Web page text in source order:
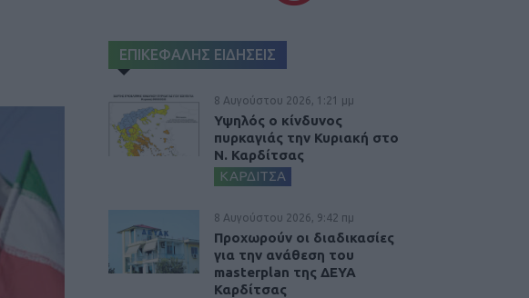
ΕΠΙΚΕΦΑΛΗΣ ΕΙΔΗΣΕΙΣ
8 Αυγούστου 2026, 1:21 μμ
Υψηλός ο κίνδυνος
πυρκαγιάς την Κυριακή στο
Ν. Καρδίτσας
ΚΑΡΔΙΤΣΑ
8 Αυγούστου 2026, 9:42 πμ
Προχωρούν οι διαδικασίες
για την ανάθεση του
masterplan της ΔΕΥΑ
Καρδίτσας